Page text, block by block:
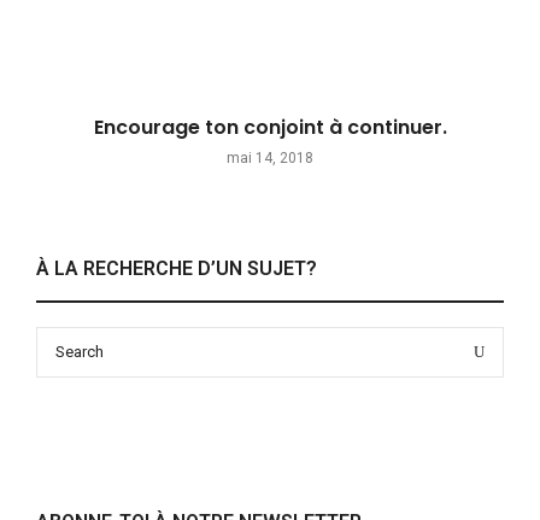
Encourage ton conjoint à continuer.
mai 14, 2018
À LA RECHERCHE D’UN SUJET?
Search